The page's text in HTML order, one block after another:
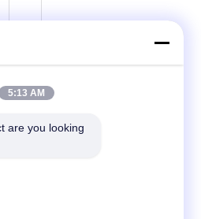
5:13 AM
are you looking